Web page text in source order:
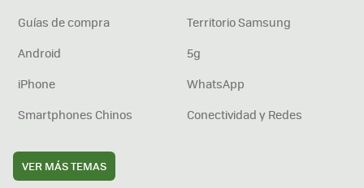
Guías de compra
Territorio Samsung
Android
5g
iPhone
WhatsApp
Smartphones Chinos
Conectividad y Redes
VER MÁS TEMAS